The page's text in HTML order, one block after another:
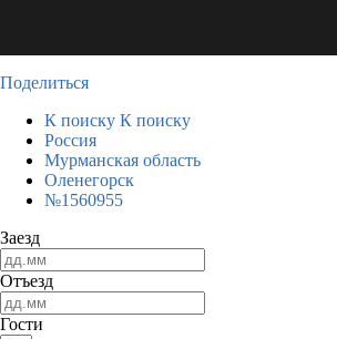
Поделиться
К поиску К поиску
Россия
Мурманская область
Оленегорск
№1560955
Заезд
Отъезд
Гости